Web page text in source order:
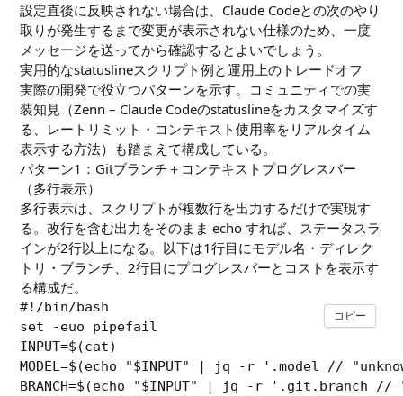
設定直後に反映されない場合は、Claude Codeとの次のやり
取りが発生するまで変更が表示されない仕様のため、一度
メッセージを送ってから確認するとよいでしょう。
実用的なstatuslineスクリプト例と運用上のトレードオフ
実際の開発で役立つパターンを示す。コミュニティでの実
装知見（Zenn – Claude Codeのstatuslineをカスタマイズす
る 、 レートリミット・コンテキスト使用率をリアルタイム
表示する方法）も踏まえて構成している。
パターン1：Gitブランチ＋コンテキストプログレスバー
（多行表示）
多行表示は、スクリプトが複数行を出力するだけで実現す
る。改行を含む出力をそのまま echo すれば、ステータスラ
インが2行以上になる。以下は1行目にモデル名・ディレク
トリ・ブランチ、2行目にプログレスバーとコストを表示す
る構成だ。
#!/bin/bash
set -euo pipefail
INPUT=$(cat)
MODEL=$(echo "$INPUT" | jq -r '.model //
BRANCH=$(echo "$INPUT" | jq -r '.git.branch
コピー